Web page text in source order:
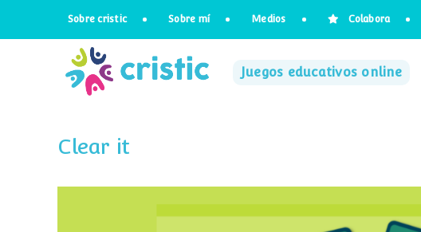
Sobre cristic Sobre mí Medios Colabora
Juegos educativos online
Clear it